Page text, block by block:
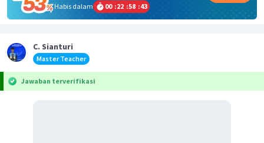
Habis dalam
00 :22 :58 :43
C. Sianturi
Master Teacher
Jawaban terverifikasi